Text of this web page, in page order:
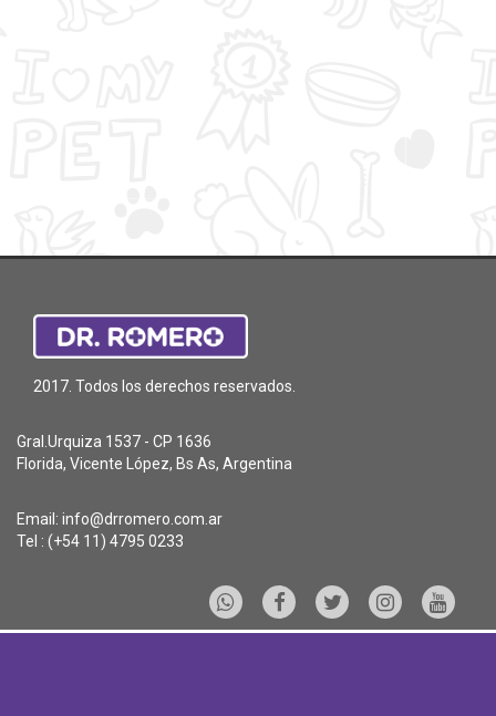
2017. Todos los derechos reservados.
Gral.Urquiza 1537 - CP 1636
Florida, Vicente López, Bs As, Argentina
Email: info@drromero.com.ar
Tel : (+54 11) 4795 0233